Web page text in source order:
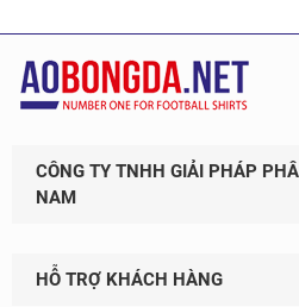
CÔNG TY TNHH GIẢI PHÁP
NAM
HỖ TRỢ KHÁCH HÀNG